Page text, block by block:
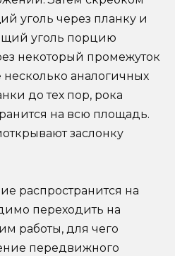
уголь через планку и
уголь порцию
некоторый промежуток
аналогичных
до тех пор, рока
на всю площадь.
заслонку
распространится на
переходить на
работы, для чего
передвижного